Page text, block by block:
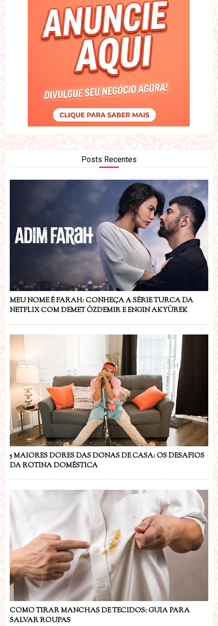
Posts Recentes
MEU NOME É FARAH: CONHEÇA A SÉRIE TURCA DA
NETFLIX COM DEMET ÖZDEMIR E ENGIN AKYÜREK
5 MAIORES DORES DAS DONAS DE CASA: OS DESAFIOS
DA ROTINA DOMÉSTICA
COMO TIRAR MANCHAS DE TECIDOS: GUIA PARA
SALVAR ROUPAS